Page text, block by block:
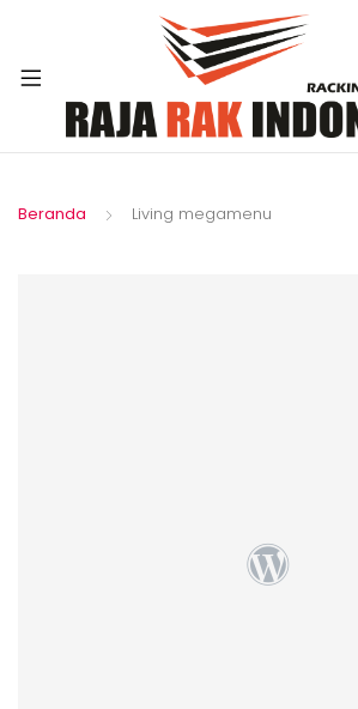
Beranda Living megamenu